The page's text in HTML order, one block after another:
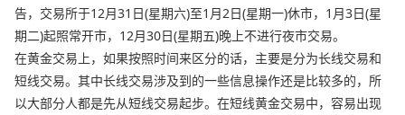
告，交易所于12月31日(星期六)至1月2日(星期一)休市，1月3日(星
期二)起照常开市，12月30日(星期五)晚上不进行夜市交易。
在黄金交易上，如果按照时间来区分的话，主要是分为长线交易和
短线交易。其中长线交易涉及到的一些信息操作还是比较多的，所
以大部分人都是先从短线交易起步。在短线黄金交易中，容易出现